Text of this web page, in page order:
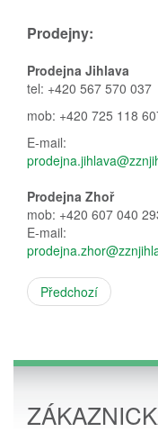
Prodejny:
Prodejna Jihlava
tel: +420 567 570 037
mob: +420 725 118
E-mail:
Prodejna Zhoř
mob: +420 607 040
E-mail:
Předchozí